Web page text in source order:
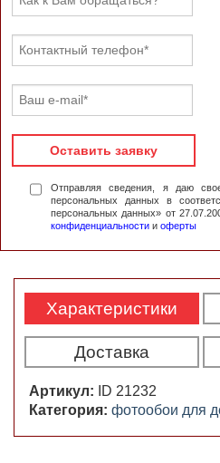
Оставить заявку
Отправляя сведения, я даю
персональных данных в
персональных данных» от
конфиденциальности и оферты
Характеристики
Доставка
Артикул:
ID 21232
Категория: фотообои для